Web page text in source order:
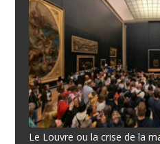
Le Louvre ou la crise de la